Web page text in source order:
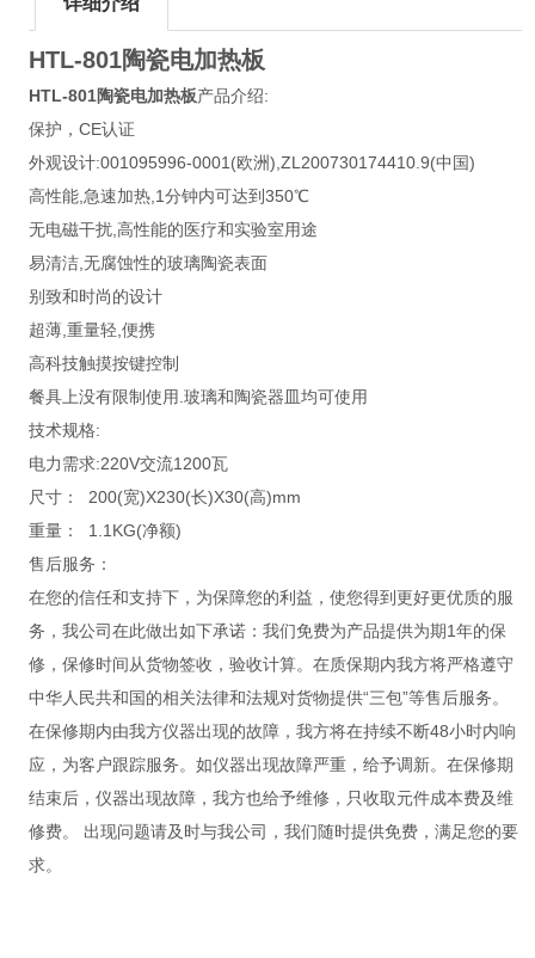
HTL-801陶瓷电加热板
HTL-801陶瓷电加热板产品介绍:
保护，CE认证
外观设计:001095996-0001(欧洲),ZL200730174410.9(中国)
高性能,急速加热,1分钟内可达到350℃
无电磁干扰,高性能的医疗和实验室用途
易清洁,无腐蚀性的玻璃陶瓷表面
别致和时尚的设计
超薄,重量轻,便携
高科技触摸按键控制
餐具上没有限制使用.玻璃和陶瓷器皿均可使用
技术规格:
电力需求:220V交流1200瓦
尺寸： 200(宽)X230(长)X30(高)mm
重量： 1.1KG(净额)
售后服务：
在您的信任和支持下，为保障您的利益，使您得到更好更优质的服
务，我公司在此做出如下承诺：我们免费为产品提供为期1年的保
修，保修时间从货物签收，验收计算。在质保期内我方将严格遵守
中华人民共和国的相关法律和法规对货物提供“三包”等售后服务。
在保修期内由我方仪器出现的故障，我方将在持续不断48小时内响
应，为客户跟踪服务。如仪器出现故障严重，给予调新。在保修期
结束后，仪器出现故障，我方也给予维修，只收取元件成本费及维
修费。 出现问题请及时与我公司，我们随时提供免费，满足您的要
求。